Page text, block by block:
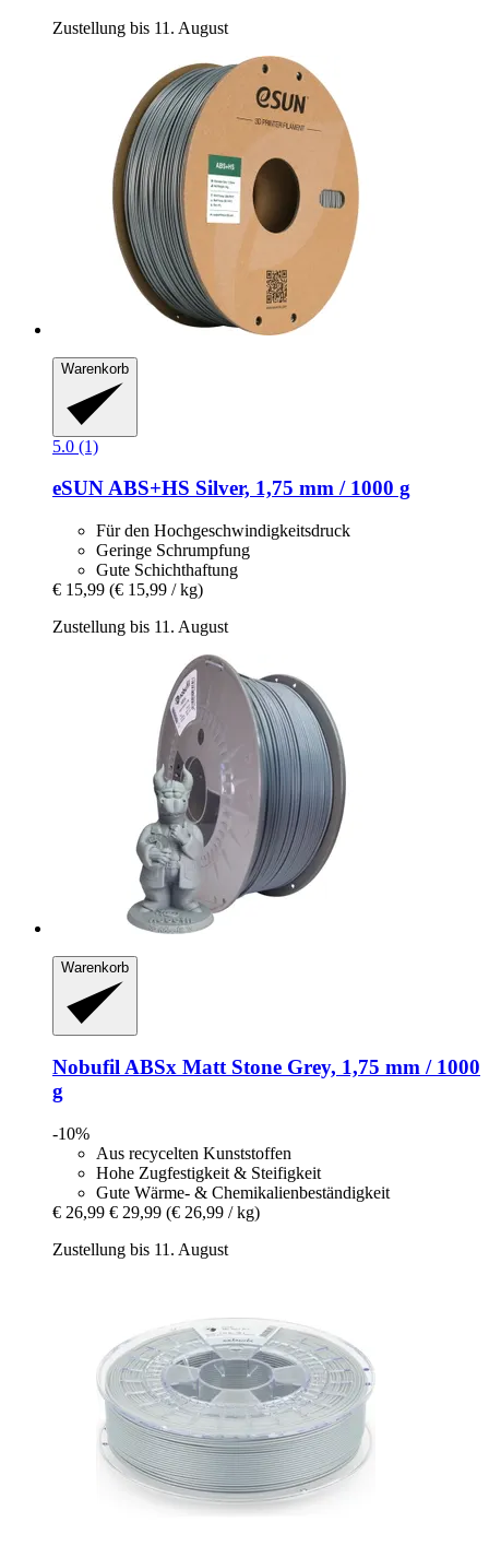
Zustellung bis 11. August
Warenkorb
5.0 (1)
eSUNABS+HS Silver, 1,75 mm / 1000 g
Für den Hochgeschwindigkeitsdruck
Geringe Schrumpfung
Gute Schichthaftung
€ 15,99 (€ 15,99 / kg)
Zustellung bis 11. August
Warenkorb
NobufilABSx Matt Stone Grey, 1,75 mm / 1000
g
-10%
Aus recycelten Kunststoffen
Hohe Zugfestigkeit & Steifigkeit
Gute Wärme- & Chemikalienbeständigkeit
€ 26,99 € 29,99 (€ 26,99 / kg)
Zustellung bis 11. August